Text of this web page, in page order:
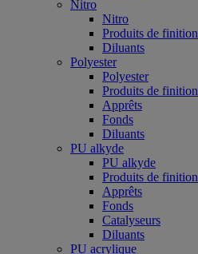
Nitro
Nitro
Produits de finition
Diluants
Polyester
Polyester
Produits de finition
Apprêts
Fonds
Diluants
PU alkyde
PU alkyde
Produits de finition
Apprêts
Fonds
Catalyseurs
Diluants
PU acrylique